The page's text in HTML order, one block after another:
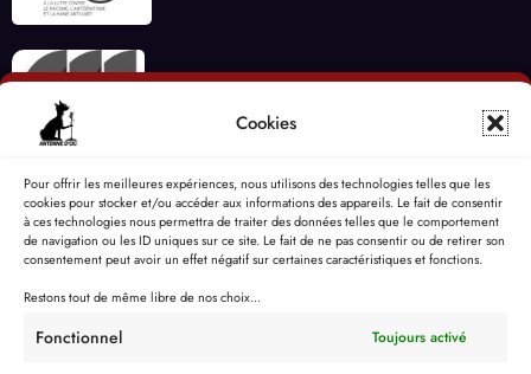
Cookies
Pour offrir les meilleures expériences, nous utilisons des technologies telles que les
cookies pour stocker et/ou accéder aux informations des appareils. Le fait de consentir
à ces technologies nous permettra de traiter des données telles que le comportement
de navigation ou les ID uniques sur ce site. Le fait de ne pas consentir ou de retirer son
consentement peut avoir un effet négatif sur certaines caractéristiques et fonctions.
Restons tout de même libre de nos choix...
Fonctionnel Toujours activé